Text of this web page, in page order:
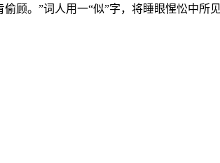
顾。”词人用一“似”字，将睡眼惺忪中所